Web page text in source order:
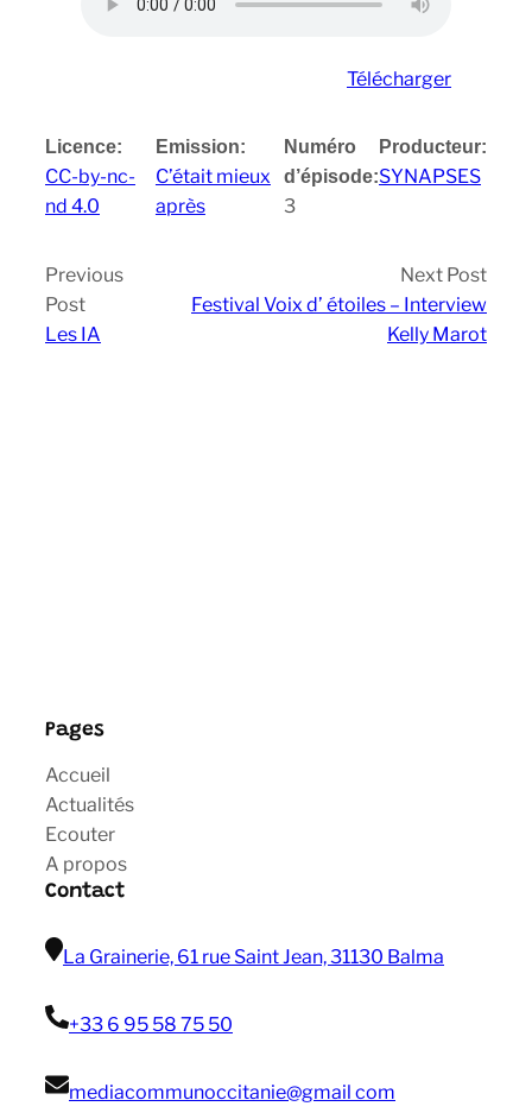
Télécharger
Licence:
CC-by-nc-
nd 4.0
Emission:
C’était mieux
après
Numéro
d’épisode:
3
Producteur:
SYNAPSES
Previous
Post
Les IA
Next Post
Festival Voix d’ étoiles – Interview
Kelly Marot
Pages
Accueil
Actualités
Ecouter
A propos
Contact
La Grainerie, 61 rue Saint Jean, 31130 Balma
+33 6 95 58 75 50
mediacommunoccitanie@gmail com